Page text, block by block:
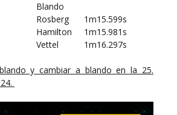
Blando
Rosberg
1m15.599s
Hamilton
1m15.981s
Vettel 1m16.297s
y cambiar a blando en la 25.